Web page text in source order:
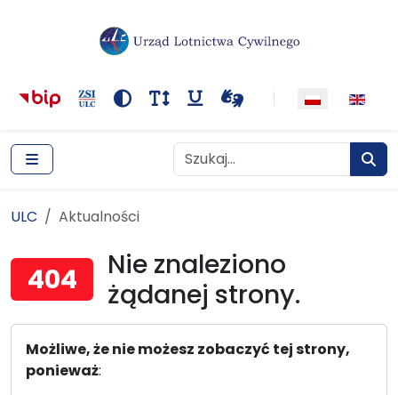
KontrastRozmiar tekstu
Podkreślenie odnośników
Wideotłumacza
Szukaj
Szukaj
ULC
ULC AktualnościAktualności
404
Nie znaleziono
żądanej strony.
Możliwe, że nie możesz zobaczyć tej strony,
ponieważ: